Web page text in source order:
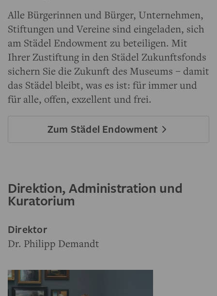
Alle Bürgerinnen und Bürger, Unternehmen,
Stiftungen und Vereine sind eingeladen, sich
am Städel Endowment zu beteiligen. Mit
Ihrer Zustiftung in den Städel Zukunftsfonds
sichern Sie die Zukunft des Museums – damit
das Städel bleibt, was es ist: für immer und
für alle, offen, exzellent und frei.
Zum Städel Endowment
Direktion, Administration und
Kuratorium
Direktor
Dr. Philipp Demandt